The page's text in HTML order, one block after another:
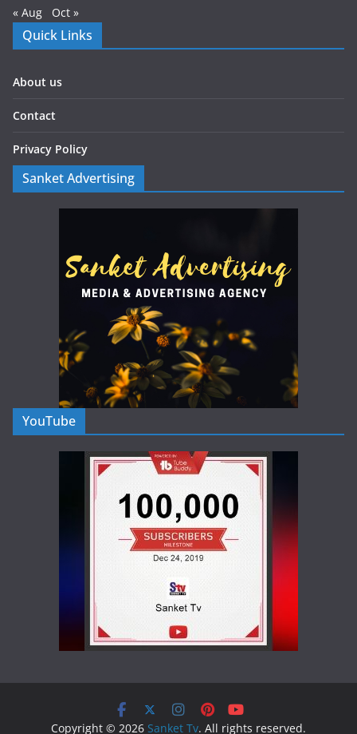
« Aug Oct »
Quick Links
About us
Contact
Privacy Policy
Sanket Advertising
YouTube
Copyright © 2026 Sanket Tv. All rights reserved.